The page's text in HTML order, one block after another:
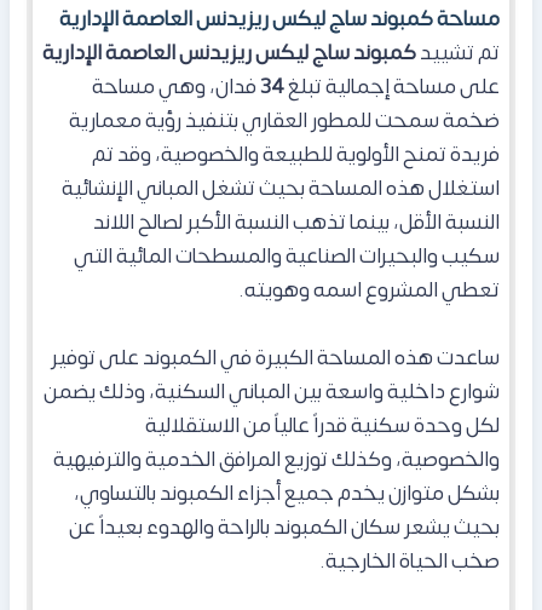
مساحة كمبوند ساج ليكس ريزيدنس العاصمة الإدارية
​تم تشييدكمبوند ساج ليكس ريزيدنس العاصمة الإدارية
على مساحة إجمالية تبلغ34فدان، وهي مساحة
ضخمة سمحت للمطور العقاري بتنفيذ رؤية معمارية
فريدة تمنح الأولوية للطبيعة والخصوصية، وقد تم
استغلال هذه المساحة بحيث تشغل المباني الإنشائية
النسبة الأقل، بينما تذهب النسبة الأكبر لصالح اللاند
سكيب والبحيرات الصناعية والمسطحات المائية التي
تعطي المشروع اسمه وهويته.
​ساعدت هذه المساحة الكبيرة في الكمبوندعلى توفير
شوارع داخلية واسعة بين المباني السكنية، وذلك يضمن
لكل وحدة سكنية قدراً عالياً من الاستقلالية
والخصوصية، وكذلك توزيع المرافق الخدمية والترفيهية
بشكل متوازن يخدم جميع أجزاء الكمبوند بالتساوي،
بحيث يشعر سكان الكمبوند بالراحة والهدوء بعيداً عن
صخب الحياة الخارجية.